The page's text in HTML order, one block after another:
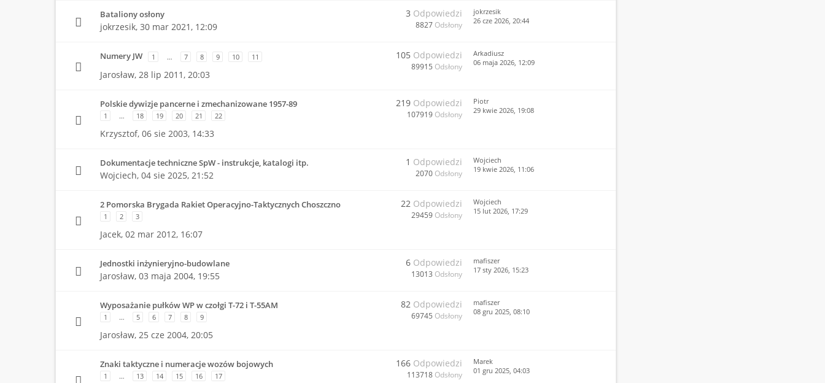
Bataliony osłony
jokrzesik, 30 mar 2021, 12:09
3 Odpowiedzi
8827 Odsłony
jokrzesik
26 cze 2026, 20:44
Numery JW 1 … 7 8 9 10 11
Jarosław, 28 lip 2011, 20:03
105 Odpowiedzi
89915 Odsłony
Arkadiusz
06 maja 2026, 12:09
Polskie dywizje pancerne i zmechanizowane 1957-89
1 … 18 19 20 21 22
Krzysztof, 06 sie 2003, 14:33
219 Odpowiedzi
107919 Odsłony
Piotr
29 kwie 2026, 19:08
Dokumentacje techniczne SpW - instrukcje, katalogi itp.
Wojciech, 04 sie 2025, 21:52
1 Odpowiedzi
2070 Odsłony
Wojciech
19 kwie 2026, 11:06
2 Pomorska Brygada Rakiet Operacyjno-Taktycznych Choszczno
1 2 3
Jacek, 02 mar 2012, 16:07
22 Odpowiedzi
29459 Odsłony
Wojciech
15 lut 2026, 17:29
Jednostki inżynieryjno-budowlane
Jarosław, 03 maja 2004, 19:55
6 Odpowiedzi
13013 Odsłony
mafiszer
17 sty 2026, 15:23
Wyposażanie pułków WP w czołgi T-72 i T-55AM
1 … 5 6 7 8 9
Jarosław, 25 cze 2004, 20:05
82 Odpowiedzi
69745 Odsłony
mafiszer
08 gru 2025, 08:10
Znaki taktyczne i numeracje wozów bojowych
1 … 13 14 15 16 17
166 Odpowiedzi
113718 Odsłony
Marek
01 gru 2025, 04:03